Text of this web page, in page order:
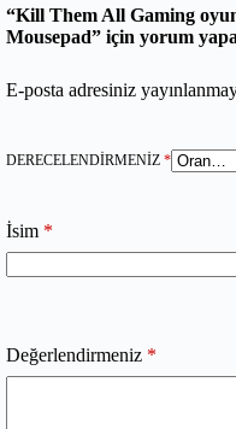
“Kill Them All Gaming
Mousepad” için yorum
E-posta adresiniz
DERECELENDIRMENIZ*
İsim *
Değerlendirmeniz *